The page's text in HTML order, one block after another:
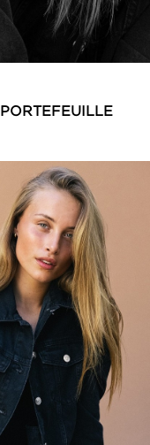
PORTEFEUILLE